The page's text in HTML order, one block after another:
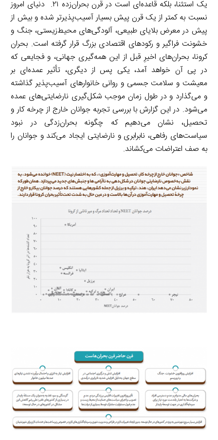
یک استثنا، بلکه قاعده‌ای است در قرن بحران‌زده ۲۱. دنیای امروز
نسبت به کمتر از یک قرن پیش بسیار آسیب‌پذیرتر شده‌ و بیش از
پیش در معرض بلایای طبیعی، آلودگی‌های محیط‌زیستی، جنگ و
خشونت فراگیر و رکودهای اقتصادی بزرگ قرار گرفته است. بحران
کرونا، بحران‌های اخیرِ قبل از این همه‌گیری جهانی، و فجایعی که
در پی آن خواهد آمد، یکی پس از دیگری، تأثیر عمده‌ای بر
معیشت و سلامت جسمی و روانی خانوارهای آسیب‌پذیر گذاشته
و می‌گذارد و در طول زمان موجب شکل‌گیری نارضایتی‌های عمده
می‌شود. در این گزارش با بررسی تجربه جوانان خارج از چرخه کار و
تحصیل، نشان می‌دهیم که چگونه بحران‌زدگی در نبود
سیاست‌های رفاهی، نابرابری و نارضایتی ایجاد می‌کند و جوانان را
به صف اعتراضات می‌کشاند.